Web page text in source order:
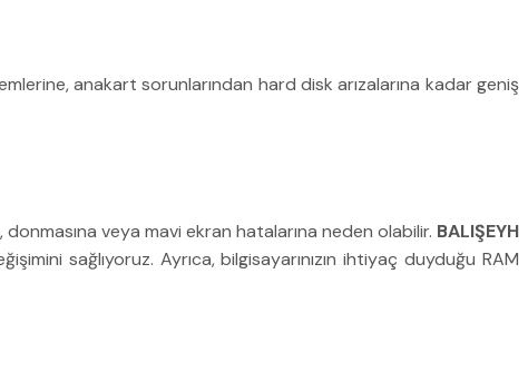
anakart sorunlarından hard disk arızalarına kadar geniş
donmasına veya mavi ekran hatalarına neden olabilir. BALIŞEYH
sağlıyoruz. Ayrıca, bilgisayarınızın ihtiyaç duyduğu RAM